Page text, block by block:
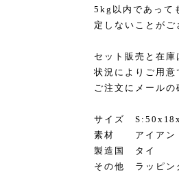
5kg以内であって
定しないことがご
セット販売と在庫
状況によりご用意
ご注文にメールの
サイズ
素材 アイアン
製造国 タイ
その他 ラッピン